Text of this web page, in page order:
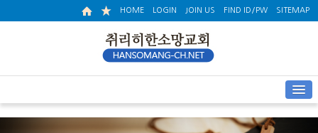
HOME LOGIN JOIN US FIND ID/PW SITEMAP